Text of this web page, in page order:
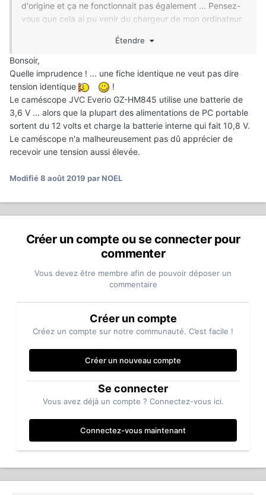
d'origine et ça ne fonctionnait pas également ... Pensez-
vous que cela ai pu venir du chargeur de mon ordinateur
Étendre
Bonsoir,
Quelle imprudence ! ... une fiche identique ne veut pas dire
tension identique
!
Le caméscope JVC Everio GZ-HM845 utilise une batterie de
3,6 V ... alors que la plupart des alimentations de PC portable
sortent du 12 volts et charge la batterie interne qui fait 10,8 V.
Le caméscope n'a malheureusement pas dû apprécier de
recevoir une tension aussi élevée.
Modifié8 août 2019 par NOEL
Créer un compte ou se connecter pour
commenter
Vous devez être membre afin de pouvoir déposer un
commentaire
Créer un compte
Créez un compte sur notre communauté. C’est facile !
Créer un nouveau compte
Se connecter
Vous avez déjà un compte ? Connectez-vous ici.
Connectez-vous maintenant